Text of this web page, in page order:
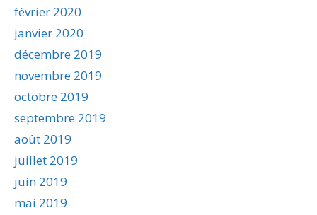
février 2020
janvier 2020
décembre 2019
novembre 2019
octobre 2019
septembre 2019
août 2019
juillet 2019
juin 2019
mai 2019